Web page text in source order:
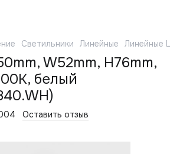
Светильники Линейные Линейные
W52mm, H76mm,
белый
Оставить отзыв